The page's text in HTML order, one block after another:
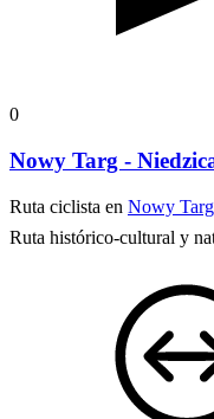
0
Nowy Targ -
Ruta ciclista en Nowy
Ruta histórico-cultural y